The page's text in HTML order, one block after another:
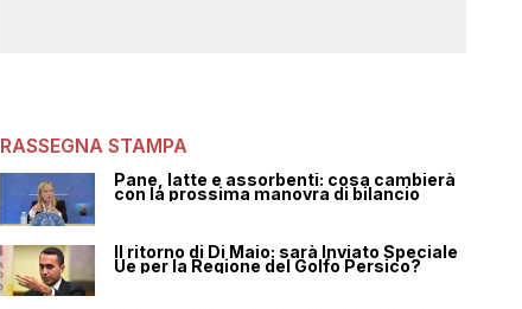
RASSEGNA STAMPA
Pane, latte e assorbenti: cosa cambierà
con la prossima manovra di bilancio
Il ritorno di Di Maio: sarà Inviato Speciale
Ue per la Regione del Golfo Persico?